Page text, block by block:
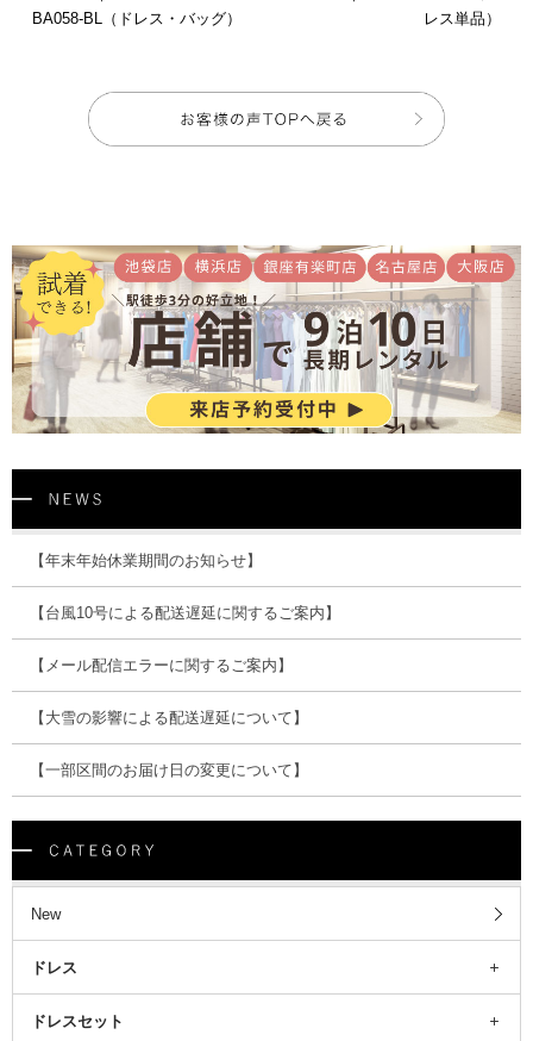
BA058-BL（ドレス・バッグ）
レス単品）
【年末年始休業期間のお知らせ】
【台風10号による配送遅延に関するご案内】
【メール配信エラーに関するご案内】
【大雪の影響による配送遅延について】
【一部区間のお届け日の変更について】
New
ドレス
ドレスセット